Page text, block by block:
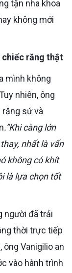
tận nha khoa
không mới
chiếc răng thật
nhiên, ông
sứ và
.”Khi càng lớn
nhất là vấn
không có khít
là lựa chọn tốt
thời trực tiếp
ông Vanigilio an
vào hành trình